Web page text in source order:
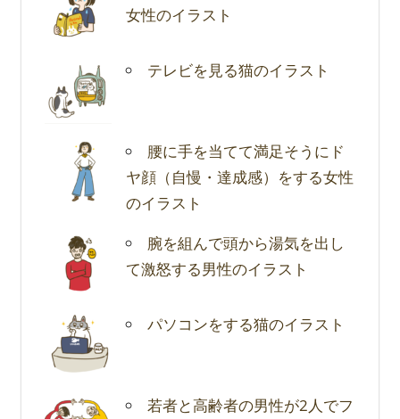
女性のイラスト
テレビを見る猫のイラスト
腰に手を当てて満足そうにド
ヤ顔（自慢・達成感）をする女性
のイラスト
腕を組んで頭から湯気を出し
て激怒する男性のイラスト
パソコンをする猫のイラスト
若者と高齢者の男性が2人でフ